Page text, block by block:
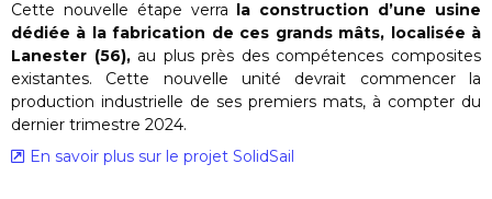
Cette nouvelle étape verra la construction d’une usine
dédiée à la fabrication de ces grands mâts, localisée à
Lanester (56),au plus près des compétences composites
existantes. Cette nouvelle unité devrait commencer la
production industrielle de ses premiers mats, à compter du
dernier trimestre 2024.
En savoir plus sur le projet SolidSail